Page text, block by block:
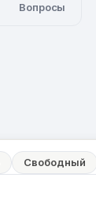
Вопросы
Свободный